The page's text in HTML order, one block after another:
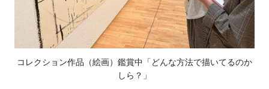
コレクション作品（絵画）鑑賞中「どんな方法で描いてるのか
しら？」